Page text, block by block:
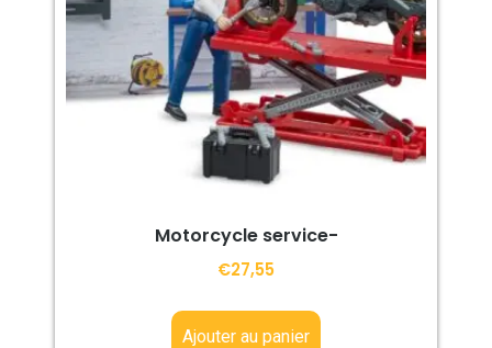
Motorcycle service-
€27,55
Ajouter au panier